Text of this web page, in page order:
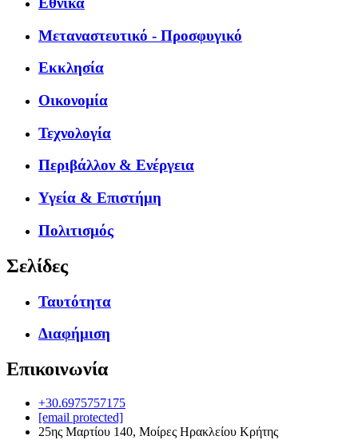
Μεταναστευτικό - Προσφυγικό
Εκκλησία
Οικονομία
Τεχνολογία
Περιβάλλον & Ενέργεια
Υγεία & Επιστήμη
Πολιτισμός
Σελίδες
Ταυτότητα
Διαφήμιση
Επικοινωνία
+30.6975757175
[email protected]
25ης Μαρτίου 140, Μοίρες Ηρακλείου Κρήτης